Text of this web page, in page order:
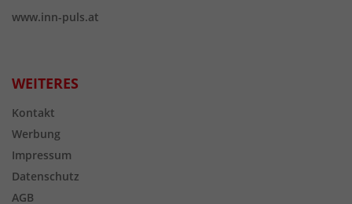
www.inn-puls.at
WEITERES
Kontakt
Werbung
Impressum
Datenschutz
AGB